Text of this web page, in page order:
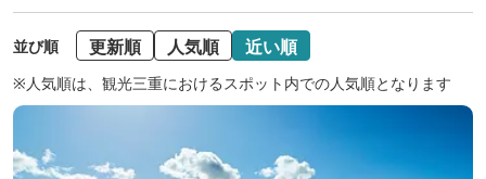
並び順 更新順 人気順 近い順
※人気順は、観光三重におけるスポット内での人気順となります